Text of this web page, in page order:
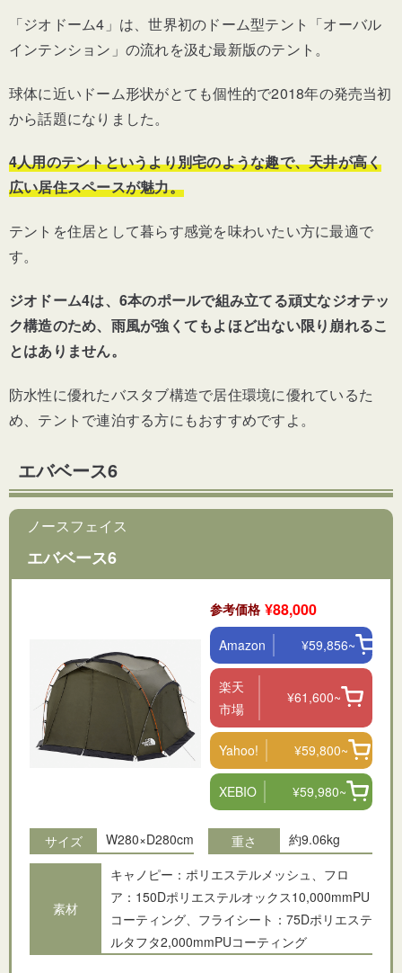
「ジオドーム4」は、世界初のドーム型テント「オーバル
インテンション」の流れを汲む最新版のテント。
球体に近いドーム形状がとても個性的で2018年の発売当初
から話題になりました。
4人用のテントというより別宅のような趣で、天井が高く
広い居住スペースが魅力。
テントを住居として暮らす感覚を味わいたい方に最適で
す。
ジオドーム4は、6本のポールで組み立てる頑丈なジオテッ
ク構造のため、雨風が強くてもよほど出ない限り崩れるこ
とはありません。
防水性に優れたバスタブ構造で居住環境に優れているた
め、テントで連泊する方にもおすすめですよ。
エバベース6
ノースフェイス
エバベース6
参考価格 ¥88,000
Amazon ¥59,856~
楽天
市場
¥61,600~
Yahoo! ¥59,800~
XEBIO ¥59,980~
サイズ W280×D280cm 重さ 約9.06kg
素材
キャノピー：ポリエステルメッシュ、フロ
ア：150Dポリエステルオックス10,000mmPU
コーティング、フライシート：75Dポリエステ
ルタフタ2,000mmPUコーティング